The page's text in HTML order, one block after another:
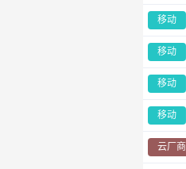
移动
移动
移动
移动
云厂商